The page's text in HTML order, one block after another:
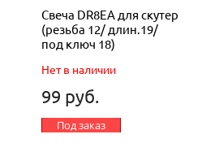
Свеча DR8EA для скутер
(резьба 12/ длин.19/
под ключ 18)
Нет в наличии
99 руб.
Под заказ